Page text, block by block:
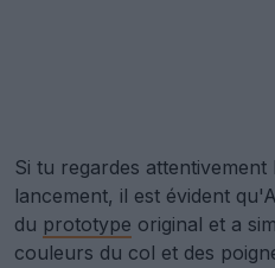
Si tu regardes attentivement
lancement, il est évident
du prototype original et a
couleurs du col et des